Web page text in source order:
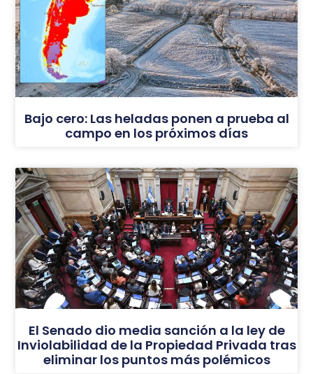
Bajo cero: Las heladas ponen a prueba al
campo en los próximos días
El Senado dio media sanción a la ley de
Inviolabilidad de la Propiedad Privada tras
eliminar los puntos más polémicos